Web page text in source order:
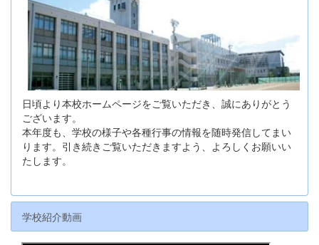
日頃より本校ホームページをご覧いただき、誠にありがとう
ございます。
本年度も、学校の様子や各種行事の情報を随時発信してまい
ります。引き続きご覧いただきますよう、よろしくお願いい
たします。
学校紹介動画